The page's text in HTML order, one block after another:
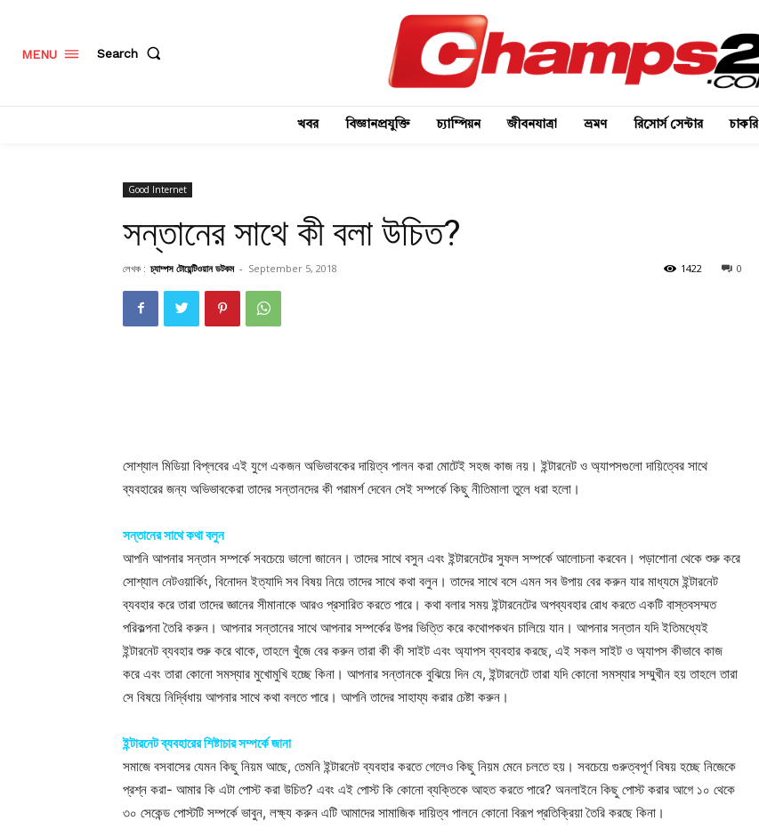
MENU Search
খবর বিজ্ঞানপ্রযুক্তি চ্যাম্পিয়ন জীবনযাত্রা ভ্রমণ রিসোর্স সেন্টার চাকরি
Good Internet
সন্তানের সাথে কী বলা উচিত?
লেখক : চ্যাম্পস টোয়েন্টিওয়ান ডটকম - September 5, 2018 0
1422
সোশ্যাল মিডিয়া বিপ্লবের এই যুগে একজন অভিভাবকের দায়িত্ব পালন করা মোটেই সহজ কাজ নয়। ইন্টারনেট ও অ্যাপসগুলো দায়িত্বের সাথে
ব্যবহারের জন্য অভিভাবকেরা তাদের সন্তানদের কী পরামর্শ দেবেন সেই সম্পর্কে কিছু নীতিমালা তুলে ধরা হলো।
সন্তানের সাথে কথা বলুন
আপনি আপনার সন্তান সম্পর্কে সবচেয়ে ভালো জানেন। তাদের সাথে বসুন এবং ইন্টারনেটের সুফল সম্পর্কে আলোচনা করবেন। পড়াশোনা থেকে শুরু করে
সোশ্যাল নেটওয়ার্কিং, বিনোদন ইত্যাদি সব বিষয় নিয়ে তাদের সাথে কথা বলুন। তাদের সাথে বসে এমন সব উপায় বের করুন যার মাধ্যমে ইন্টারনেট
ব্যবহার করে তারা তাদের জ্ঞানের সীমানাকে আরও প্রসারিত করতে পারে। কথা বলার সময় ইন্টারনেটের অপব্যবহার রোধ করতে একটি বাস্তবসম্মত
পরিকল্পনা তৈরি করুন। আপনার সন্তানের সাথে আপনার সম্পর্কের উপর ভিত্তি করে কথোপকথন চালিয়ে যান। আপনার সন্তান যদি ইতিমধ্যেই
ইন্টারনেট ব্যবহার শুরু করে থাকে, তাহলে খুঁজে বের করুন তারা কী কী সাইট এবং অ্যাপস ব্যবহার করছে, এই সকল সাইট ও অ্যাপস কীভাবে কাজ
করে এবং তারা কোনো সমস্যার মুখোমুখি হচ্ছে কিনা। আপনার সন্তানকে বুঝিয়ে দিন যে, ইন্টারনেটে তারা যদি কোনো সমস্যার সম্মুখীন হয় তাহলে তারা
সে বিষয়ে নির্দ্বিধায় আপনার সাথে কথা বলতে পারে। আপনি তাদের সাহায্য করার চেষ্টা করুন।
ইন্টারনেট ব্যবহারের শিষ্টাচার সম্পর্কে জানা
সমাজে বসবাসের যেমন কিছু নিয়ম আছে, তেমনি ইন্টারনেট ব্যবহার করতে গেলেও কিছু নিয়ম মেনে চলতে হয়। সবচেয়ে গুরুত্বপূর্ণ বিষয় হচ্ছে নিজেকে
প্রশ্ন করা- আমার কি এটা পোস্ট করা উচিত? এবং এই পোস্ট কি কোনো ব্যক্তিকে আহত করতে পারে? অনলাইনে কিছু পোস্ট করার আগে ১০ থেকে
৩০ সেকেন্ড পোস্টটি সম্পর্কে ভাবুন, লক্ষ্য করুন এটি আমাদের সামাজিক দায়িত্ব পালনে কোনো বিরূপ প্রতিক্রিয়া তৈরি করছে কিনা।